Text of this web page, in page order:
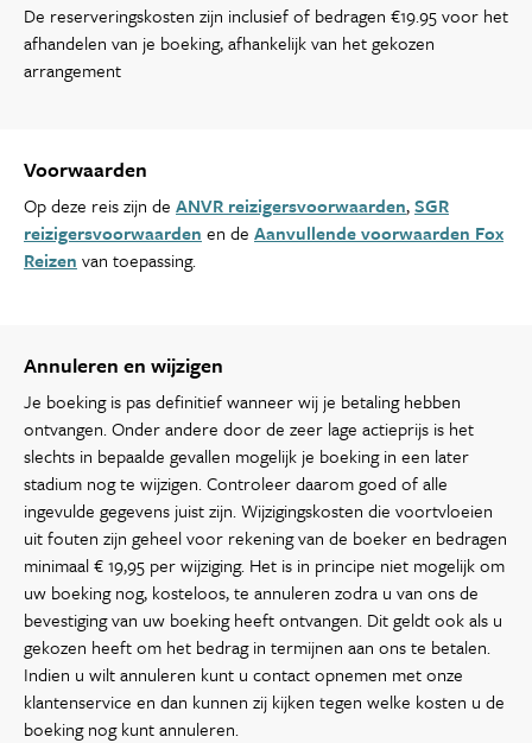
De reserveringskosten zijn inclusief of bedragen €19.95 voor het
afhandelen van je boeking, afhankelijk van het gekozen
arrangement
Voorwaarden
Op deze reis zijn de ANVR reizigersvoorwaarden,SGR
reizigersvoorwaarden en de Aanvullende voorwaarden Fox
Reizen van toepassing.
Annuleren en wijzigen
Je boeking is pas definitief wanneer wij je betaling hebben
ontvangen. Onder andere door de zeer lage actieprijs is het
slechts in bepaalde gevallen mogelijk je boeking in een later
stadium nog te wijzigen. Controleer daarom goed of alle
ingevulde gegevens juist zijn. Wijzigingskosten die voortvloeien
uit fouten zijn geheel voor rekening van de boeker en bedragen
minimaal € 19,95 per wijziging. Het is in principe niet mogelijk om
uw boeking nog, kosteloos, te annuleren zodra u van ons de
bevestiging van uw boeking heeft ontvangen. Dit geldt ook als u
gekozen heeft om het bedrag in termijnen aan ons te betalen.
Indien u wilt annuleren kunt u contact opnemen met onze
klantenservice en dan kunnen zij kijken tegen welke kosten u de
boeking nog kunt annuleren.